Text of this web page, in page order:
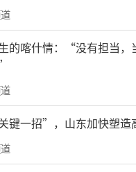
的喀什情：“没有担当，
键一招”，山东加快塑造